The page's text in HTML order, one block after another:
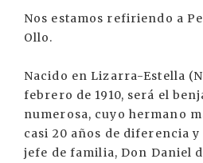
Nos estamos refiriendo a
Ollo.
Nacido en Lizarra-Estella
febrero de 1910, será el
numerosa, cuyo hermano
casi 20 años de diferencia
jefe de familia, Don Daniel